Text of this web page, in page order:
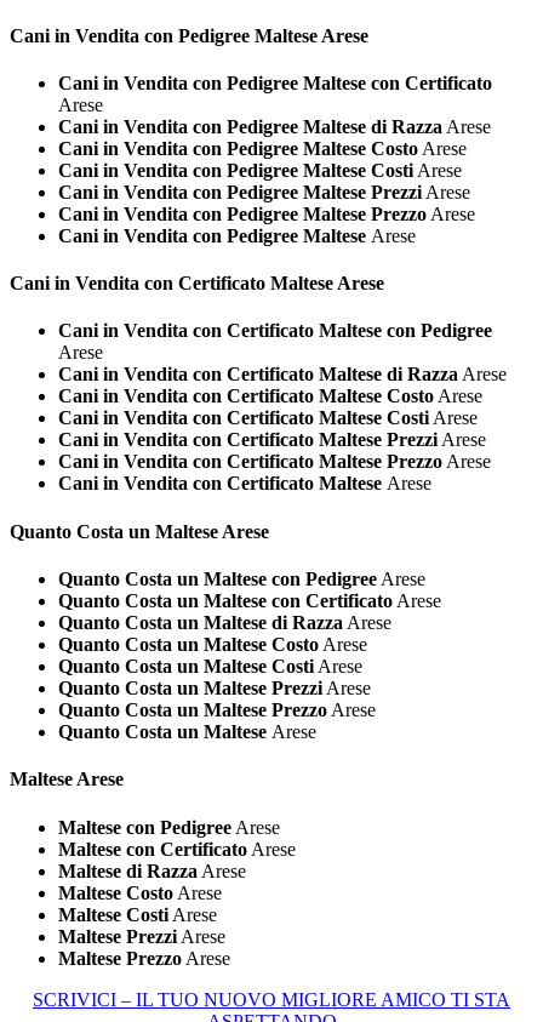
Cani in Vendita con Pedigree Maltese Arese
Cani in Vendita con Pedigree Maltese con Certificato
Arese
Cani in Vendita con Pedigree Maltese di Razza Arese
Cani in Vendita con Pedigree Maltese Costo Arese
Cani in Vendita con Pedigree Maltese Costi Arese
Cani in Vendita con Pedigree Maltese Prezzi Arese
Cani in Vendita con Pedigree Maltese Prezzo Arese
Cani in Vendita con Pedigree Maltese Arese
Cani in Vendita con Certificato Maltese Arese
Cani in Vendita con Certificato Maltese con Pedigree
Arese
Cani in Vendita con Certificato Maltese di RazzaArese
Cani in Vendita con Certificato Maltese CostoArese
Cani in Vendita con Certificato Maltese CostiArese
Cani in Vendita con Certificato Maltese PrezziArese
Cani in Vendita con Certificato Maltese PrezzoArese
Cani in Vendita con Certificato Maltese Arese
Quanto Costa un Maltese Arese
Quanto Costa un Maltese con Pedigree Arese
Quanto Costa un Maltese con Certificato Arese
Quanto Costa un Maltese di Razza Arese
Quanto Costa un Maltese Costo Arese
Quanto Costa un Maltese Costi Arese
Quanto Costa un Maltese Prezzi Arese
Quanto Costa un Maltese Prezzo Arese
Quanto Costa un Maltese Arese
Maltese Arese
Maltese con Pedigree Arese
Maltese con Certificato Arese
Maltese di Razza Arese
Maltese Costo Arese
Maltese Costi Arese
Maltese Prezzi Arese
Maltese Prezzo Arese
SCRIVICI – IL TUO NUOVO MIGLIORE AMICO TI STA